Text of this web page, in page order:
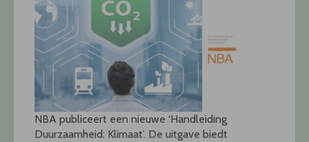
NBA publiceert een nieuwe ‘Handleiding
Duurzaamheid: Klimaat’. De uitgave biedt